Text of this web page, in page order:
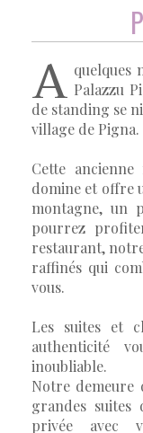
A quelques
Palazzu
de standing se
village de Pigna.
Cette
domine et offre
montagne, un
pourrez
restaurant,
raffinés qui
vous.
Les suites et
authenticité
inoubliable.
Notre demeure
grandes suites
privée avec